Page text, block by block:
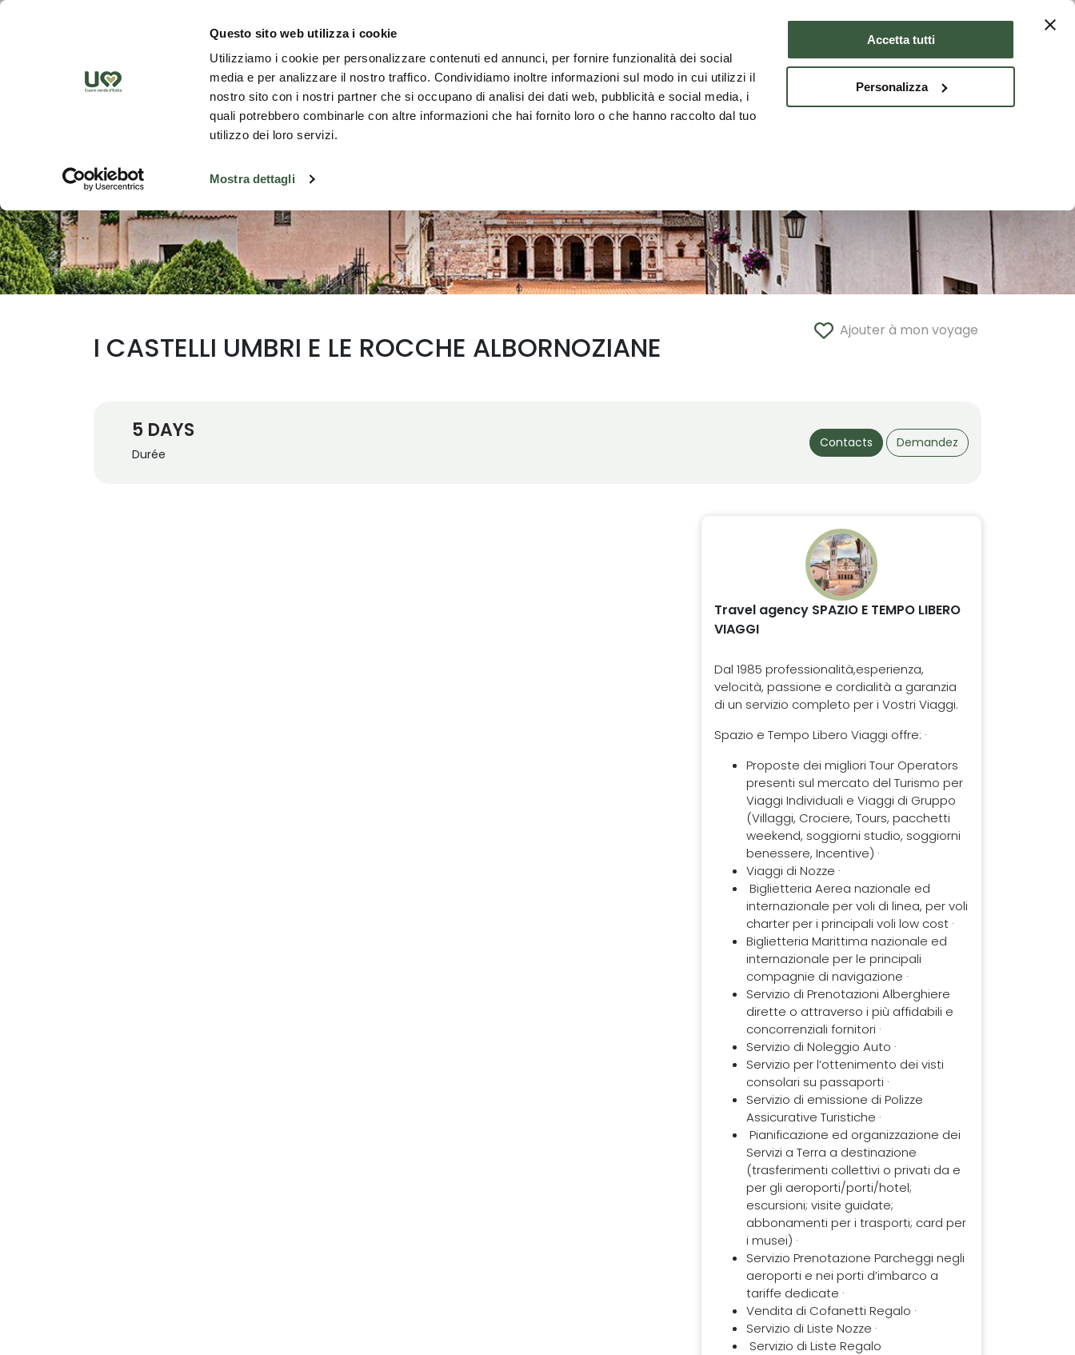
Questo sito web utilizza i cookie
Utilizziamo i cookie per personalizzare contenuti ed annunci, per fornire funzionalità dei social
media e per analizzare il nostro traffico. Condividiamo inoltre informazioni sul modo in cui utilizzi il
nostro sito con i nostri partner che si occupano di analisi dei dati web, pubblicità e social media, i
quali potrebbero combinarle con altre informazioni che hai fornito loro o che hanno raccolto dal tuo
utilizzo dei loro servizi.
Mostra dettagli
Accetta tutti
Personalizza
Découvrez la région
Ajouter à mon voyage
I CASTELLI UMBRI E LE ROCCHE ALBORNOZIANE
5 DAYS
Durée
Contacts Demandez
Travel agency SPAZIO E TEMPO LIBERO
VIAGGI
Dal 1985 professionalità,esperienza,
velocità, passione e cordialità a garanzia
di un servizio completo per i Vostri Viaggi.
Spazio e Tempo Libero Viaggi offre: ·
Proposte dei migliori Tour Operators
presenti sul mercato del Turismo per
Viaggi Individuali e Viaggi di Gruppo
(Villaggi, Crociere, Tours, pacchetti
weekend, soggiorni studio, soggiorni
benessere, Incentive) ·
Viaggi di Nozze ·
Biglietteria Aerea nazionale ed
internazionale per voli di linea, per voli
charter per i principali voli low cost ·
Biglietteria Marittima nazionale ed
internazionale per le principali
compagnie di navigazione ·
Servizio di Prenotazioni Alberghiere
dirette o attraverso i più affidabili e
concorrenziali fornitori ·
Servizio di Noleggio Auto ·
Servizio per l’ottenimento dei visti
consolari su passaporti ·
Servizio di emissione di Polizze
Assicurative Turistiche ·
Pianificazione ed organizzazione dei
Servizi a Terra a destinazione
(trasferimenti collettivi o privati da e
per gli aeroporti/porti/hotel;
escursioni; visite guidate;
abbonamenti per i trasporti; card per
i musei) ·
Servizio Prenotazione Parcheggi negli
aeroporti e nei porti d’imbarco a
tariffe dedicate ·
Vendita di Cofanetti Regalo ·
Servizio di Liste Nozze ·
Servizio di Liste Regalo